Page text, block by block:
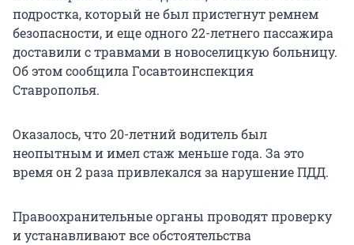
подростка, который не был пристегнут ремнем
безопасности, и еще одного 22-летнего пассажира
доставили с травмами в новоселицкую больницу.
Об этом сообщила Госавтоинспекция
Ставрополья.
Оказалось, что 20-летний водитель был
неопытным и имел стаж меньше года. За это
время он 2 раза привлекался за нарушение ПДД.
Правоохранительные органы проводят проверку
и устанавливают все обстоятельства